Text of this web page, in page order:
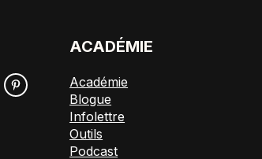
ACADÉMIE
Académie
Blogue
Infolettre
Outils
Podcast